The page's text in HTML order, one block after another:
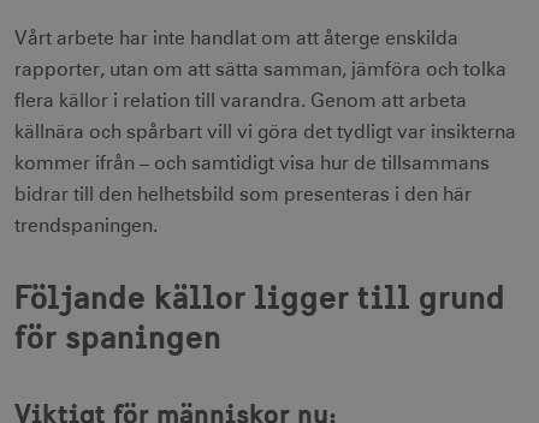
Vårt arbete har inte handlat om att återge enskilda
rapporter, utan om att sätta samman, jämföra och tolka
flera källor i relation till varandra. Genom att arbeta
källnära och spårbart vill vi göra det tydligt var insikterna
kommer ifrån – och samtidigt visa hur de tillsammans
bidrar till den helhetsbild som presenteras i den här
trendspaningen.
Följande källor ligger till grund
för spaningen
Viktigt för människor nu: